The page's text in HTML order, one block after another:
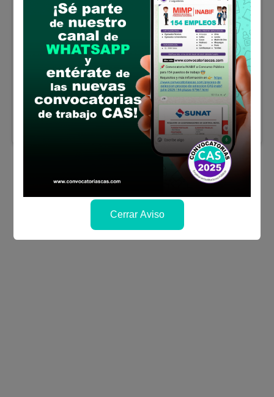
Amazonas
Asistente
Administrativo- Logística
Se solicitó:Título profesional o bachiller
y/o técnico superior, en Administración,
Contabilidad, Economía y/o carreras afines.
Sueldo:1300
Finalizó el:23/03/2024
Cerrar Aviso